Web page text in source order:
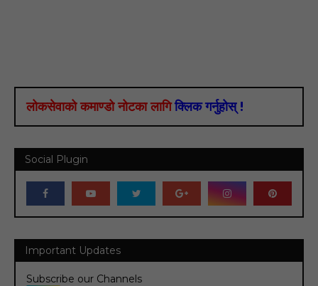
लोकसेवाको कमाण्डो नोटका लागि क्लिक गर्नुहोस् !
Social Plugin
Important Updates
Subscribe our Channels